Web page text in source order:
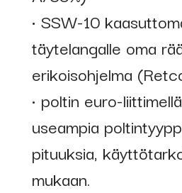
• SSW-10
täytelangalle oma
erikoisohjelma
• poltin euro-
useampia
pituuksia,
mukaan.